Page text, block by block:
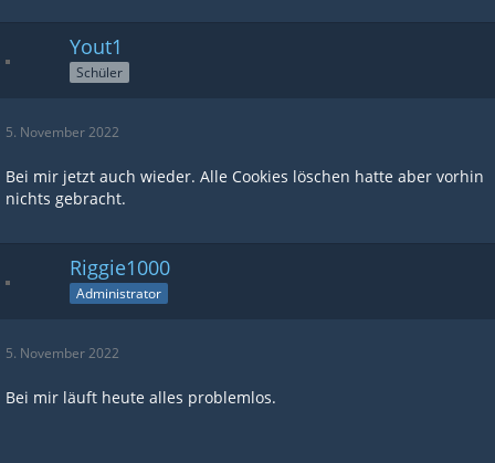
Yout1
Schüler
5. November 2022
Bei mir jetzt auch wieder. Alle Cookies löschen hatte aber vorhin
nichts gebracht.
Riggie1000
Administrator
5. November 2022
Bei mir läuft heute alles problemlos.